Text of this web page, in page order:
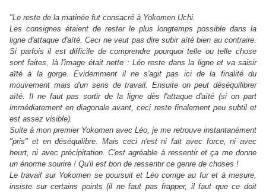
"Le reste de la matinée fut consacré à Yokomen Uchi.
Les consignes étaient de rester le plus longtemps possible dans la
ligne d'attaque d'aïté. Ceci ne veut pas dire subir aïté bien au contraire.
Si parfois il est difficile de comprendre pourquoi telle ou telle chose
sont faites, là l'image était nette : Léo reste dans la ligne et va saisir
aïté à la gorge. Evidemment il ne s'agit pas ici de la finalité du
mouvement mais d'un sens de travail. Ensuite on peut déséquilibrer
aïté. Il ne faut pas sortir de la ligne dès l'attaque d'aïté (si on part
immédiatement en diagonale avant, ceci reste finalement peu subtil et
est assez visible).
Suite à mon premier Yokomen avec Léo, je me retrouve instantanément
"pris" et en déséquilibre. Mais ceci n'est ni fait avec force, ni avec
heurt, ni avec précipitation. C'est agréable à ressentir et ça me donne
un énorme sourire ! Qu'il est bon de ressentir ce genre de choses !
Le travail sur Yokomen se poursuit et Léo corrige au fur et à mesure,
insiste sur certains points (il ne faut pas frapper, il faut que ce doit